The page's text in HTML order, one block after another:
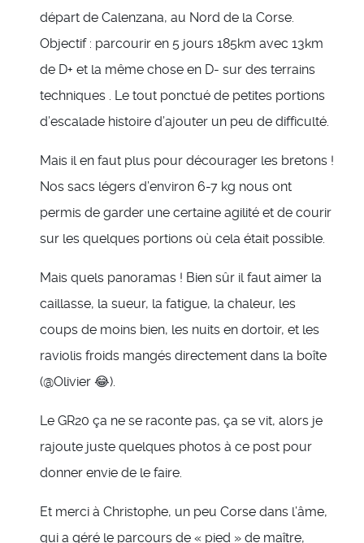
départ de Calenzana, au Nord de la Corse.
Objectif : parcourir en 5 jours 185km avec 13km
de D+ et la même chose en D- sur des terrains
techniques . Le tout ponctué de petites portions
d’escalade histoire d’ajouter un peu de difficulté.
Mais il en faut plus pour décourager les bretons !
Nos sacs légers d’environ 6-7 kg nous ont
permis de garder une certaine agilité et de courir
sur les quelques portions où cela était possible.
Mais quels panoramas ! Bien sûr il faut aimer la
caillasse, la sueur, la fatigue, la chaleur, les
coups de moins bien, les nuits en dortoir, et les
raviolis froids mangés directement dans la boîte
(@Olivier 😂).
Le GR20 ça ne se raconte pas, ça se vit, alors je
rajoute juste quelques photos à ce post pour
donner envie de le faire.
Et merci à Christophe, un peu Corse dans l’âme,
qui a géré le parcours de « pied » de maître,